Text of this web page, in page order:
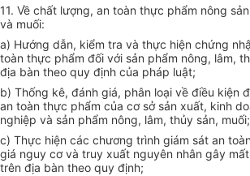
11. Về chất lượng, an toàn thực phẩm nông
và muối:
a) Hướng dẫn, kiểm tra và thực hiện chứng
toàn thực phẩm đối với sản phẩm nông, lâm,
địa bàn theo quy định của pháp luật;
b) Thống kê, đánh giá, phân loại về điều kiện
an toàn thực phẩm của cơ sở sản xuất, kinh
nghiệp và sản phẩm nông, lâm, thủy sản, muối;
c) Thực hiện các chương trình giám sát an
giá nguy cơ và truy xuất nguyên nhân gây
trên địa bàn theo quy định;